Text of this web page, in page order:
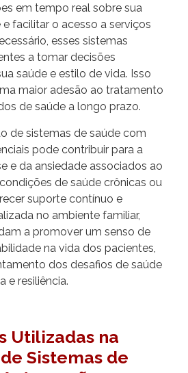
em tempo real sobre sua
facilitar o acesso a serviços
esses sistemas
a tomar decisões
saúde e estilo de vida. Isso
maior adesão ao tratamento
de saúde a longo prazo.
de sistemas de saúde com
pode contribuir para a
e da ansiedade associados ao
de saúde crônicas ou
suporte contínuo e
no ambiente familiar,
a promover um senso de
na vida dos pacientes,
dos desafios de saúde
e resiliência.
Utilizadas na
Sistemas de